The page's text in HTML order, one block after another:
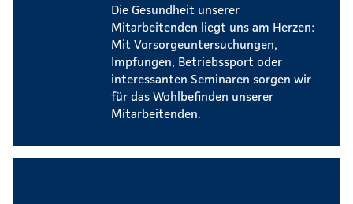
Die Gesundheit unserer
Mitarbeitenden liegt uns am Herzen:
Mit Vorsorgeuntersuchungen,
Impfungen, Betriebssport oder
interessanten Seminaren sorgen wir
für das Wohlbefinden unserer
Mitarbeitenden.